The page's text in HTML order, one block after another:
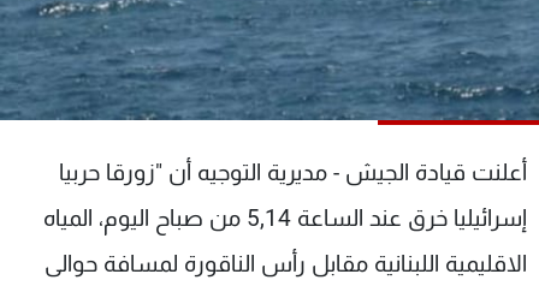
أعلنت قيادة الجيش - مديرية التوجيه أن "زورقا حربيا
إسرائيليا خرق عند الساعة 5,14 من صباح اليوم، المياه
الاقليمية اللبنانية مقابل رأس الناقورة لمسافة حوالى
البرامج
جدول البرامج
شاهد البرامج
عن MTV
الإنـتـاج
لاعلاناتكم
وظائف
تواصل معنا
شروط الإسـتخدام